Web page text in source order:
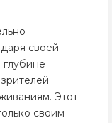
своей
Этот
своим